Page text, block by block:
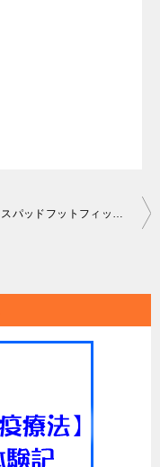
シックスパッドフットフィットの足や足裏の効果は？高齢者の口コミやレビュー！